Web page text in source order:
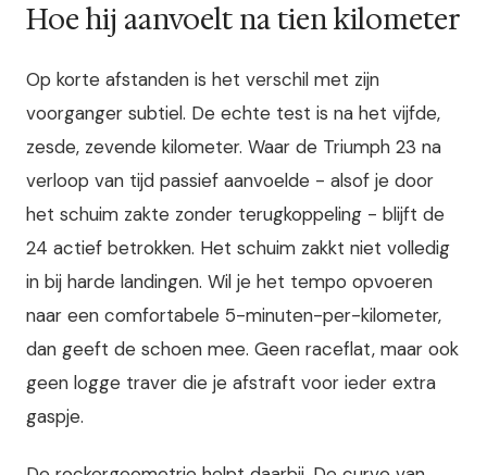
Hoe hij aanvoelt na tien kilometer
Op korte afstanden is het verschil met zijn
voorganger subtiel. De echte test is na het vijfde,
zesde, zevende kilometer. Waar de Triumph 23 na
verloop van tijd passief aanvoelde - alsof je door
het schuim zakte zonder terugkoppeling - blijft de
24 actief betrokken. Het schuim zakkt niet volledig
in bij harde landingen. Wil je het tempo opvoeren
naar een comfortabele 5-minuten-per-kilometer,
dan geeft de schoen mee. Geen raceflat, maar ook
geen logge traver die je afstraft voor ieder extra
gaspje.